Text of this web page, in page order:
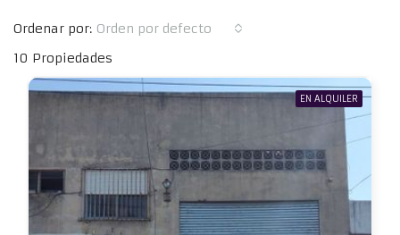
10 Propiedades
Ordenar por: Orden por defecto
EN ALQUILER